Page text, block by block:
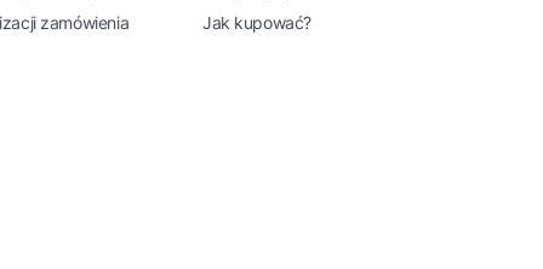
zamówienia
Jak kupować?